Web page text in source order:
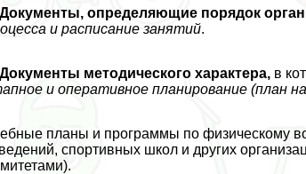
Документы, определяющие порядок
и расписание занятий.
Документы методического хаpaктера, в
и оперативное планирование (план
планы и программы по физическому
спортивных школ и других